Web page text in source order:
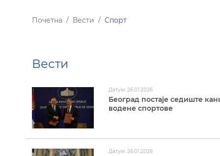
Почетна Вести Спорт
Вести
Датум: 26.01.2026
Београд постаје седиште
водене спортове
Датум: 26.01.2026